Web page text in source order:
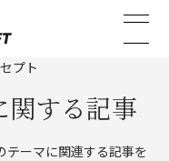
プト
関する記事
テーマに関連する記事を